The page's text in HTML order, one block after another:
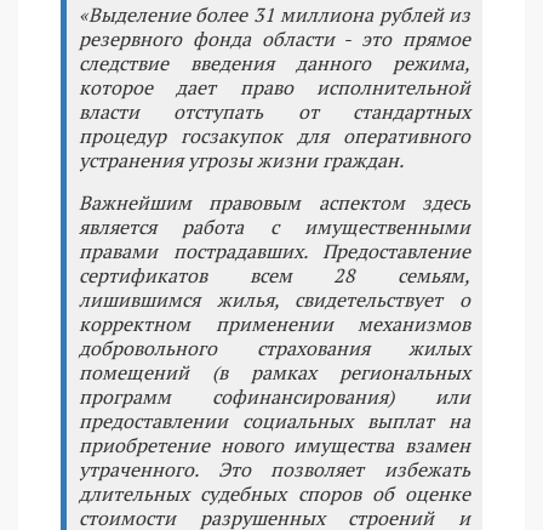
«Выделение более 31 миллиона рублей из
резервного фонда области - это прямое
следствие введения данного режима,
которое дает право исполнительной
власти отступать от стандартных
процедур госзакупок для оперативного
устранения угрозы жизни граждан.
Важнейшим правовым аспектом здесь
является работа с имущественными
правами пострадавших. Предоставление
сертификатов всем 28 семьям,
лишившимся жилья, свидетельствует о
корректном применении механизмов
добровольного страхования жилых
помещений (в рамках региональных
программ софинансирования) или
предоставлении социальных выплат на
приобретение нового имущества взамен
утраченного. Это позволяет избежать
длительных судебных споров об оценке
стоимости разрушенных строений и